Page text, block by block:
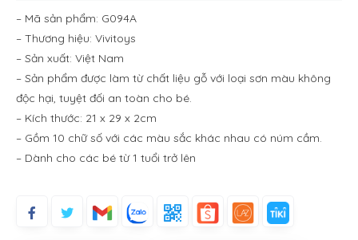
– Mã sản phẩm: G094A
– Thương hiệu: Vivitoys
– Sản xuất: Việt Nam
– Sản phẩm được làm từ chất liệu gỗ với loại sơn màu không
độc hại, tuyệt đối an toàn cho bé.
– Kích thước: 21 x 29 x 2cm
– Gồm 10 chữ số với các màu sắc khác nhau có núm cầm.
– Dành cho các bé từ 1 tuổi trở lên